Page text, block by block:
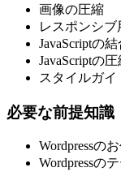
画像の圧縮
レスポンシ
JavaScriptの結
JavaScriptの
スタイルガイ
必要な前提知識
Wordpressの
Wordpressの